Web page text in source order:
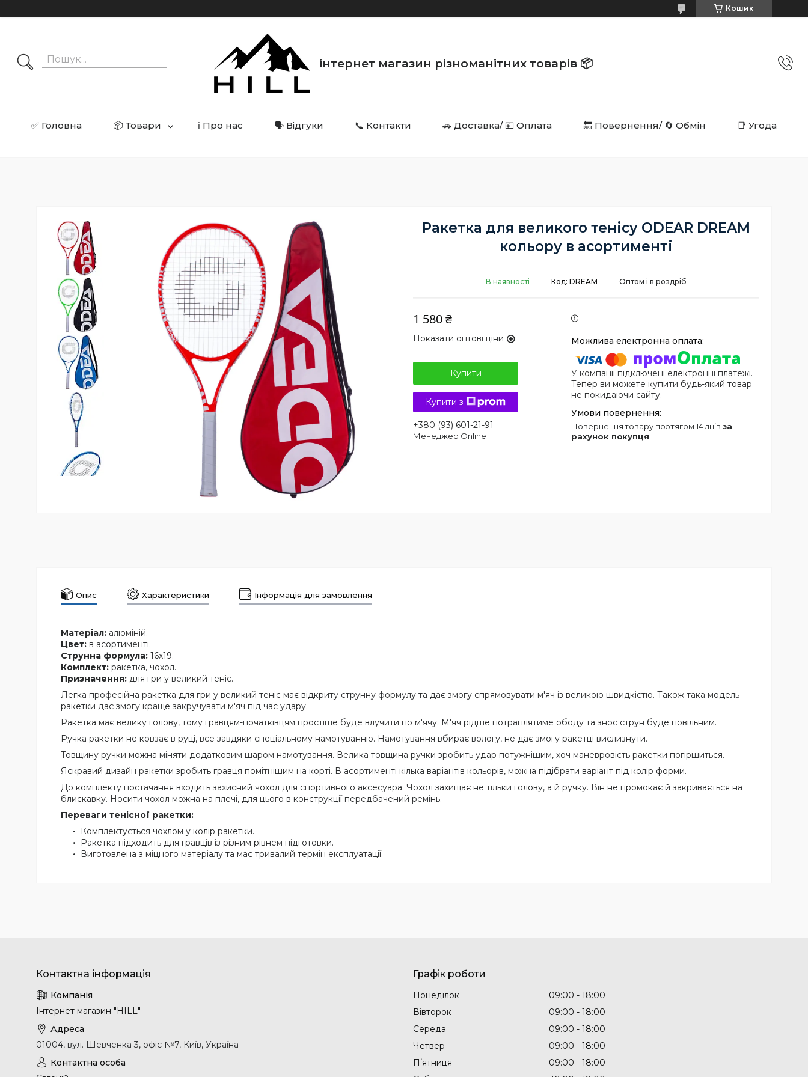
Кошик
інтернет магазин різноманітних товарів 📦️️️️️️
✅ Головна 📦 Товари ℹ️ Про нас 🗣️ Відгуки 📞 Контакти 🚗 Доставка/ 💴 Оплата 🔙 Повернення/ 🔄 Обмін 📑 Угода
Ракетка для великого тенісу ODEAR DREAM
кольору в асортименті
В наявності Оптом і в роздріб
Код: DREAM
1 580 ₴
Показати оптові ціни
Купити
Купити з
+380 (93) 601-21-91
Менеджер Online
У компанії підключені електронні платежі.
Тепер ви можете купити будь-який товар
не покидаючи сайту.
повернення товару протягом 14 днів за
рахунок покупця
Опис Характеристики Інформація для замовлення
Матеріал: алюміній.
Цвет: в асортименті.
Струнна формула: 16х19.
Комплект: ракетка, чохол.
Призначення: для гри у великий теніс.
Легка професійна ракетка для гри у великий теніс має відкриту струнну формулу та дає змогу спрямовувати м'яч із великою швидкістю. Також така модель
ракетки дає змогу краще закручувати м'яч під час удару.
Ракетка має велику голову, тому гравцям-початківцям простіше буде влучити по м'ячу. М'яч рідше потраплятиме ободу та знос струн буде повільним.
Ручка ракетки не ковзає в руці, все завдяки спеціальному намотуванню. Намотування вбирає вологу, не дає змогу ракетці вислизнути.
Товщину ручки можна міняти додатковим шаром намотування. Велика товщина ручки зробить удар потужнішим, хоч маневровість ракетки погіршиться.
Яскравий дизайн ракетки зробить гравця помітнішим на корті. В асортименті кілька варіантів кольорів, можна підібрати варіант під колір форми.
До комплекту постачання входить захисний чохол для спортивного аксесуара. Чохол захищає не тільки голову, а й ручку. Він не промокає й закривається на
блискавку. Носити чохол можна на плечі, для цього в конструкції передбачений ремінь.
Переваги тенісної ракетки:
Комплектується чохлом у колір ракетки.
Ракетка підходить для гравців із різним рівнем підготовки.
Виготовлена з міцного матеріалу та має тривалий термін експлуатації.
Інтернет магазин "HILL"
01004, вул. Шевченка 3, офіс №7, Київ, Україна
Графік роботи
Понеділок 09:00
18:00
Вівторок
09:00
18:00
Середа
09:00
18:00
Четвер
09:00
18:00
Пʼятниця
09:00
18:00